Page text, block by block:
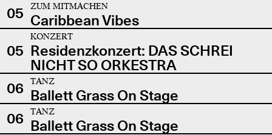
05
ZUM MITMACHEN
Caribbean Vibes
05
KONZERT
Residenzkonzert: DAS SCHREI
NICHT SO ORKESTRA
06
TANZ
Ballett Grass On Stage
06
TANZ
Ballett Grass On Stage